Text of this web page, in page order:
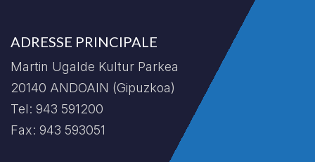
ADRESSE PRINCIPALE
Martin Ugalde Kultur Parkea
20140 ANDOAIN (Gipuzkoa)
Tel: 943 591200
Fax: 943 593051